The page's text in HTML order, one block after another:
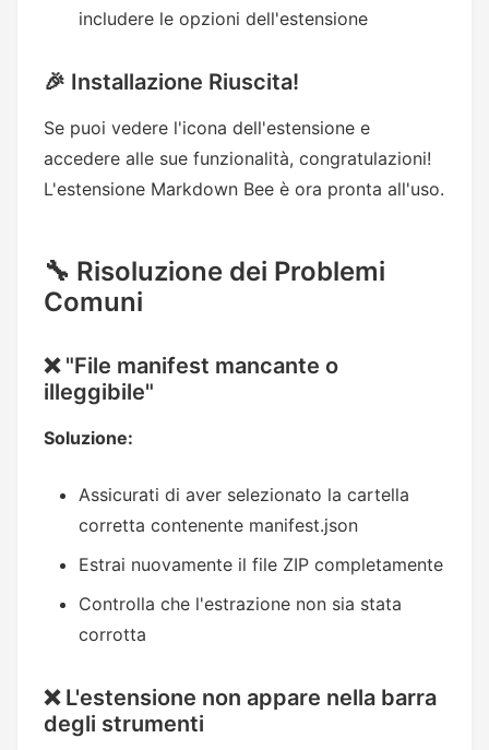
includere le opzioni dell'estensione
🎉 Installazione Riuscita!
Se puoi vedere l'icona dell'estensione e
accedere alle sue funzionalità, congratulazioni!
L'estensione Markdown Bee è ora pronta all'uso.
🔧 Risoluzione dei Problemi
Comuni
❌ "File manifest mancante o
illeggibile"
Soluzione:
Assicurati di aver selezionato la cartella
corretta contenente manifest.json
Estrai nuovamente il file ZIP completamente
Controlla che l'estrazione non sia stata
corrotta
❌ L'estensione non appare nella barra
degli strumenti